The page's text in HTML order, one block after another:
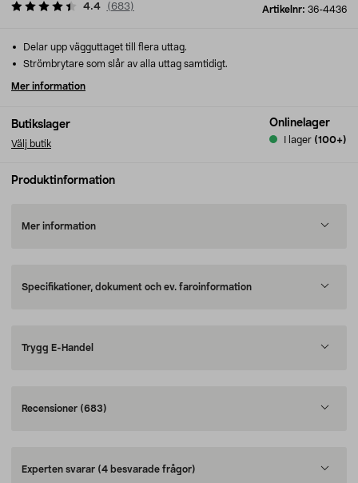
Artikelnr: 36-4436
4.4 (683)
Butikslager
Välj butik
Onlinelager
I lager (100+)
Delar upp vägguttaget till flera uttag.
Strömbrytare som slår av alla uttag samtidigt.
Mer information
Produktinformation
Mer information
Specifikationer, dokument och ev. faroinformation
Trygg E-Handel
Recensioner (683)
Experten svarar (4 besvarade frågor)